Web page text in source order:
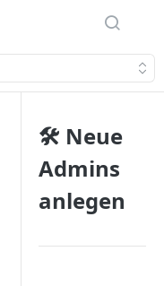
🛠️ Neue
Admins
anlegen